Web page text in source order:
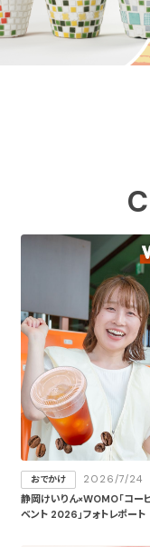
おでかけ
2026/7/24
静岡けいりん×WOMO「コー
ベント 2026」フォトレポート